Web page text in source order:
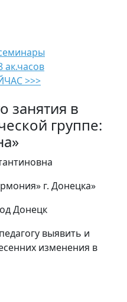
ак.часов
>>>
занятия в
группе:
г. Донецка»
Донецк
выявить и
изменения в